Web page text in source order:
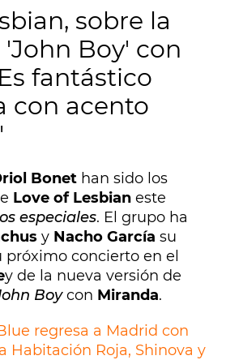
sobre la
Boy' con
fantástico
con acento
Bonet han sido los
Love of Lesbian este
especiales. El grupo ha
y Nacho García su
concierto en el
y de la nueva versión de
Boycon Miranda.
regresa a Madrid con
Habitación Roja, Shinova y